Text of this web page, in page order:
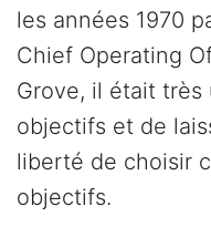
les années 1970
Chief Operating
Grove, il était
objectifs et de
liberté de choisir
objectifs.